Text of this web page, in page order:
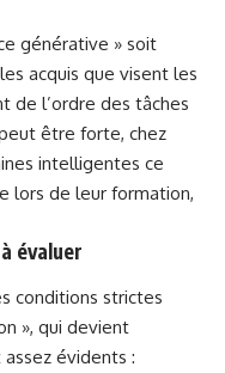
générative » soit
acquis que visent les
de l’ordre des tâches
être forte, chez
intelligentes ce
lors de leur formation,
évaluer
conditions strictes
», qui devient
évidents :